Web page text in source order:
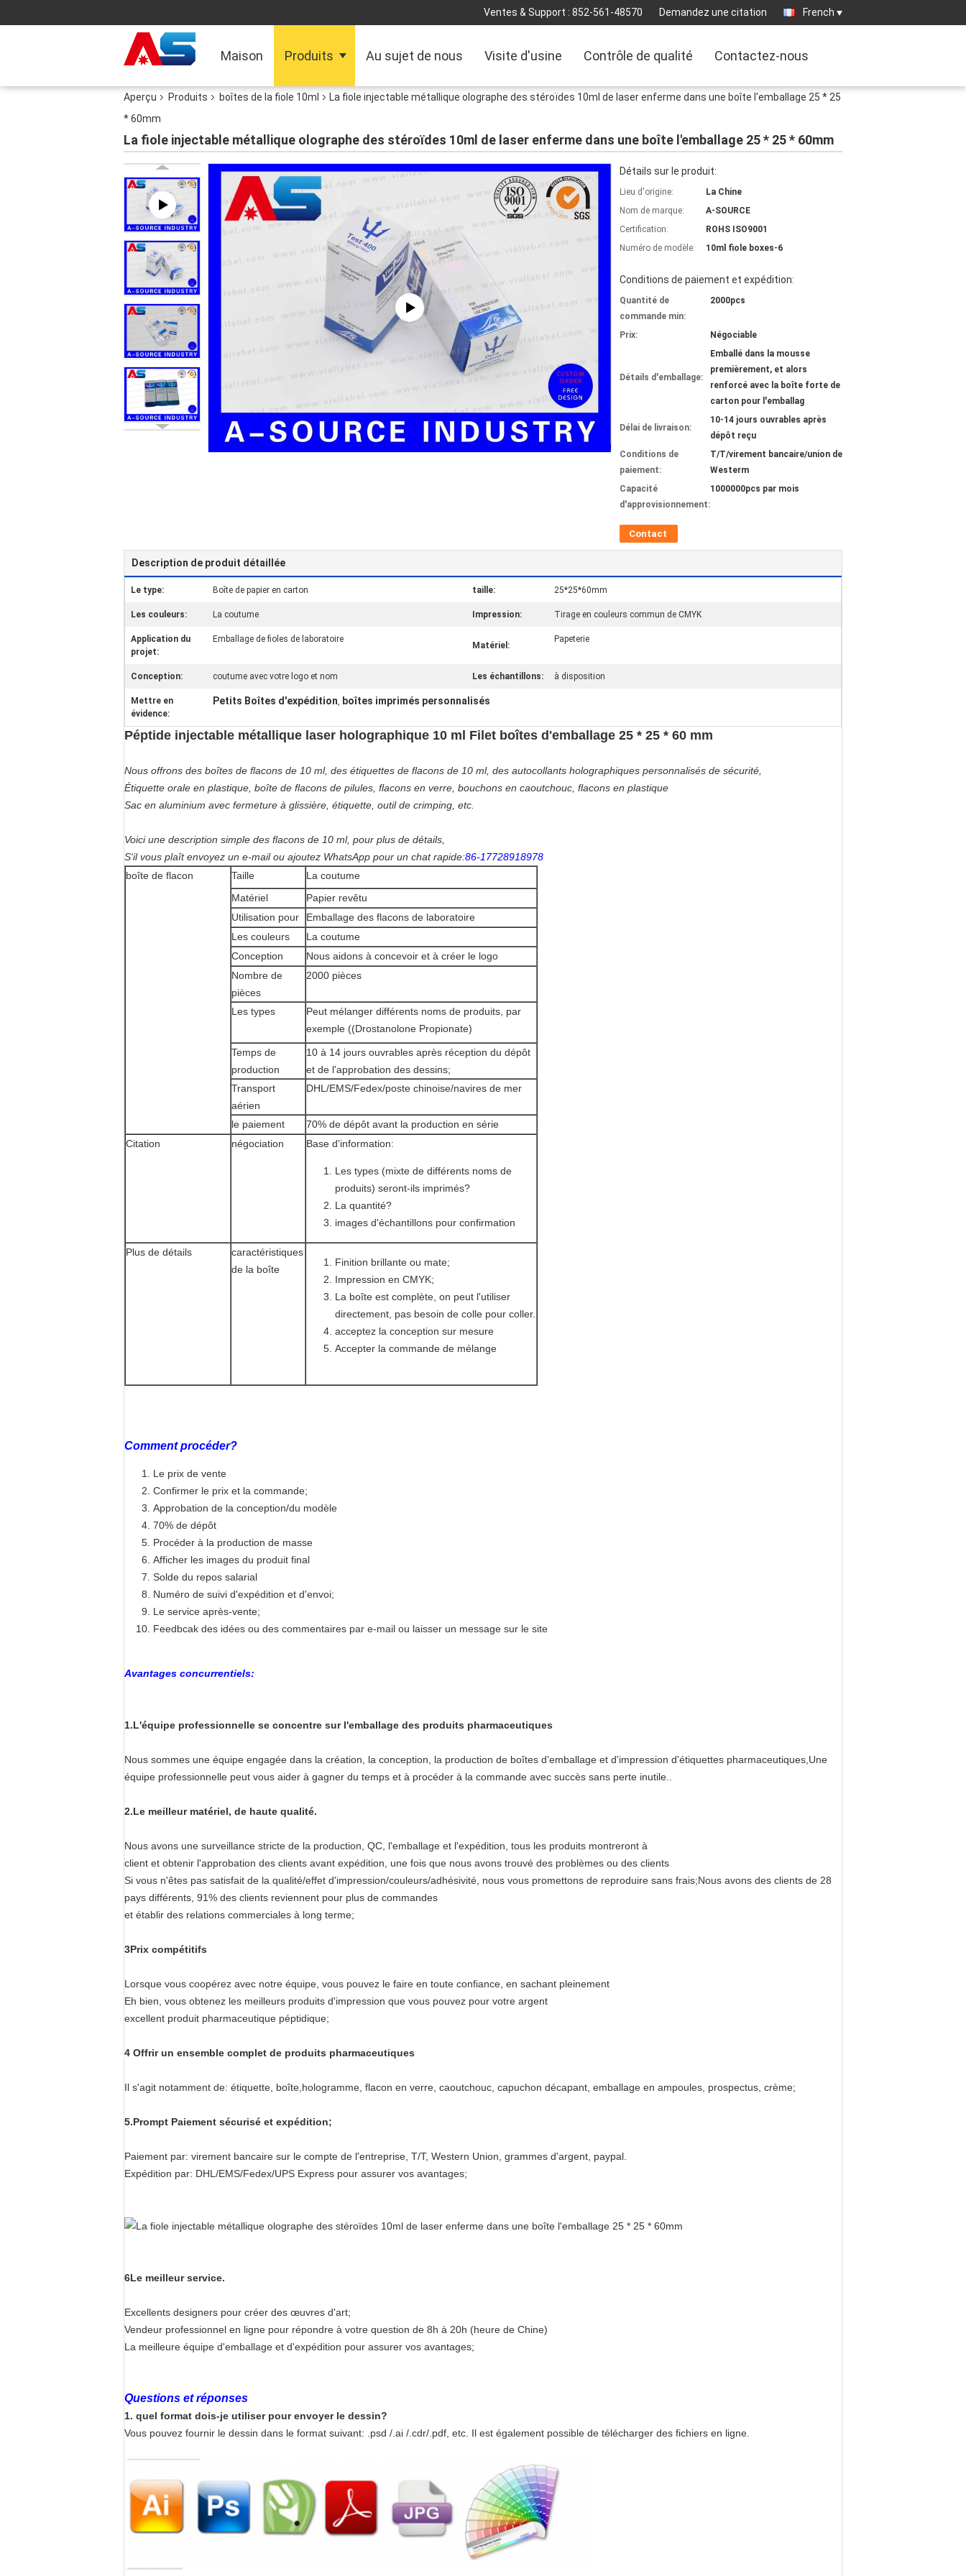
Ventes & Support : 852-561-48570 Demandez une citation French
Maison Produits Au sujet de nous Visite d'usine Contrôle de qualité Contactez-nous
Aperçu Produits boîtes de la fiole 10ml
La fiole injectable métallique olographe des stéroïdes 10ml de laser enferme dans une boîte l'emballage 25 * 25
* 60mm
La fiole injectable métallique olographe des stéroïdes 10ml de laser enferme dans une boîte l'emballage 25 * 25 * 60mm
Détails sur le produit:
Lieu d'origine:
La Chine
Nom de marque:
A-SOURCE
Certification:
ROHS ISO9001
Numéro de modèle:
10ml fiole boxes-6
Conditions de paiement et expédition:
Quantité de
commande min:
2000pcs
Prix: Négociable
Détails d'emballage:
Emballé dans la mousse
premièrement, et alors
renforcé avec la boîte forte de
carton pour l'emballag
Délai de livraison:
10-14 jours ouvrables après
dépôt reçu
Conditions de
paiement:
T/T/virement bancaire/union de
Westerm
Capacité
d'approvisionnement:
1000000pcs par mois
Contact
Description de produit détaillée
Le type: Boîte de papier en carton taille: 25*25*60mm
Les couleurs: La coutume Impression: Tirage en couleurs commun de CMYK
Application du
projet:
Emballage de fioles de laboratoire
Matériel:
Papeterie
Conception: coutume avec votre logo et nom Les échantillons: à disposition
Mettre en
évidence:
Petits Boîtes d'expédition, boîtes imprimés personnalisés
Péptide injectable métallique laser holographique 10 ml Filet boîtes d'emballage 25 * 25 * 60 mm
Nous offrons des boîtes de flacons de 10 ml, des étiquettes de flacons de 10 ml, des autocollants holographiques personnalisés de sécurité,
Étiquette orale en plastique, boîte de flacons de pilules, flacons en verre, bouchons en caoutchouc, flacons en plastique
Sac en aluminium avec fermeture à glissière, étiquette, outil de crimping, etc.
Voici une description simple des flacons de 10 ml, pour plus de détails,
S'il vous plaît envoyez un e-mail ou ajoutez WhatsApp pour un chat rapide:86-17728918978
boîte de flacon
Taille
La coutume
Matériel
Papier revêtu
Utilisation pour
Emballage des flacons de laboratoire
Les couleurs
La coutume
Conception
Nous aidons à concevoir et à créer le logo
Nombre de
pièces
2000 pièces
Les types
Peut mélanger différents noms de produits, par
exemple ((Drostanolone Propionate)
Temps de
production
10 à 14 jours ouvrables après réception du dépôt
et de l'approbation des dessins;
Transport
aérien
DHL/EMS/Fedex/poste chinoise/navires de mer
le paiement
70% de dépôt avant la production en série
Citation
négociation Base d'information:
Les types (mixte de différents noms de
produits) seront-ils imprimés?
La quantité?
images d'échantillons pour confirmation
Plus de détails
caractéristiques
de la boîte
Finition brillante ou mate;
Impression en CMYK;
La boîte est complète, on peut l'utiliser
directement, pas besoin de colle pour coller.
acceptez la conception sur mesure
Accepter la commande de mélange
Comment procéder?
Le prix de vente
Confirmer le prix et la commande;
Approbation de la conception/du modèle
70% de dépôt
Procéder à la production de masse
Afficher les images du produit final
Solde du repos salarial
Numéro de suivi d'expédition et d'envoi;
Le service après-vente;
Feedbcak des idées ou des commentaires par e-mail ou laisser un message sur le site
Avantages concurrentiels:
1.L'équipe professionnelle se concentre sur l'emballage des produits pharmaceutiques
Nous sommes une équipe engagée dans la création, la conception, la production de boîtes d'emballage et d'impression d'étiquettes pharmaceutiques,Une
équipe professionnelle peut vous aider à gagner du temps et à procéder à la commande avec succès sans perte inutile..
2.Le meilleur matériel, de haute qualité.
Nous avons une surveillance stricte de la production, QC, l'emballage et l'expédition, tous les produits montreront à
client et obtenir l'approbation des clients avant expédition, une fois que nous avons trouvé des problèmes ou des clients
Si vous n'êtes pas satisfait de la qualité/effet d'impression/couleurs/adhésivité, nous vous promettons de reproduire sans frais;Nous avons des clients de 28
pays différents, 91% des clients reviennent pour plus de commandes
et établir des relations commerciales à long terme;
3Prix compétitifs
Lorsque vous coopérez avec notre équipe, vous pouvez le faire en toute confiance, en sachant pleinement
Eh bien, vous obtenez les meilleurs produits d'impression que vous pouvez pour votre argent
excellent produit pharmaceutique péptidique;
4 Offrir un ensemble complet de produits pharmaceutiques
Il s'agit notamment de: étiquette, boîte,hologramme, flacon en verre, caoutchouc, capuchon décapant, emballage en ampoules, prospectus, crème;
5.Prompt Paiement sécurisé et expédition;
Paiement par: virement bancaire sur le compte de l'entreprise, T/T, Western Union, grammes d'argent, paypal.
Expédition par: DHL/EMS/Fedex/UPS Express pour assurer vos avantages;
6Le meilleur service.
Excellents designers pour créer des œuvres d'art;
Vendeur professionnel en ligne pour répondre à votre question de 8h à 20h (heure de Chine)
La meilleure équipe d'emballage et d'expédition pour assurer vos avantages;
Questions et réponses
1. quel format dois-je utiliser pour envoyer le dessin?
Vous pouvez fournir le dessin dans le format suivant: .psd /.ai /.cdr/.pdf, etc. Il est également possible de télécharger des fichiers en ligne.